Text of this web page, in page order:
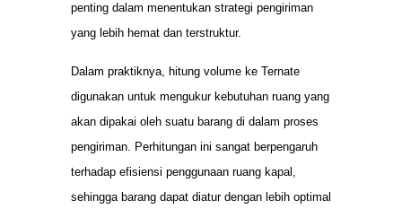
penting dalam menentukan strategi pengiriman
yang lebih hemat dan terstruktur.
Dalam praktiknya, hitung volume ke Ternate
digunakan untuk mengukur kebutuhan ruang yang
akan dipakai oleh suatu barang di dalam proses
pengiriman. Perhitungan ini sangat berpengaruh
terhadap efisiensi penggunaan ruang kapal,
sehingga barang dapat diatur dengan lebih optimal